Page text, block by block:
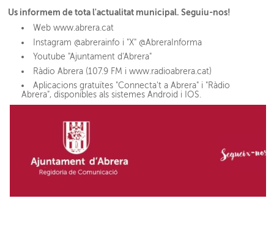
Us informem de tota l'actualitat municipal. Seguiu-nos!
Web www.abrera.cat
Instagram @abrerainfo i "X" @AbreraInforma
Youtube "Ajuntament d'Abrera"
Ràdio Abrera (107.9 FM i www.radioabrera.cat)
Aplicacions gratuïtes "Connecta't a Abrera" i "Ràdio
Abrera", disponibles als sistemes Android i IOS.